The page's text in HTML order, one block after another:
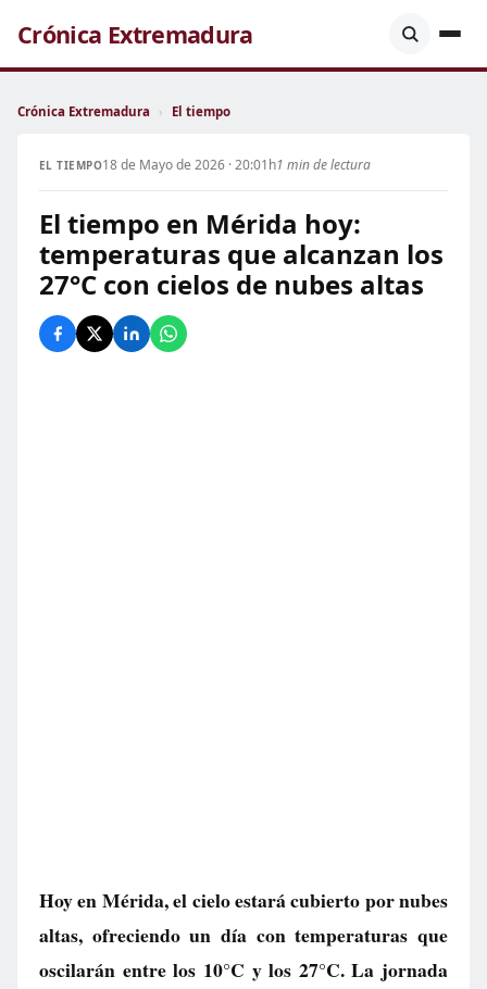
Crónica Extremadura
Crónica Extremadura › El tiempo
EL TIEMPO18 de Mayo de 2026 · 20:01h1 min de lectura
El tiempo en Mérida hoy:
temperaturas que alcanzan los
27°C con cielos de nubes altas
Hoy en Mérida, el cielo estará cubierto por nubes
altas, ofreciendo un día con temperaturas que
oscilarán entre los 10°C y los 27°C. La jornada